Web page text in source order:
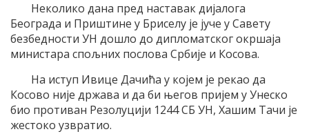
Неколико дана пред наставак дијалога
Београда и Приштине у Бриселу је јуче у Савету
безбедности УН дошло до дипломатског окршаја
министара спољних послова Србије и Косова.
На иступ Ивице Дачића у којем је рекао да
Косово није држава и да би његов пријем у Унеско
био противан Резолуцији 1244 СБ УН, Хашим Тачи је
жестоко узвратио.